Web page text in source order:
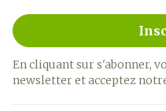
En cliquant sur s'abonner,
newsletter et acceptez